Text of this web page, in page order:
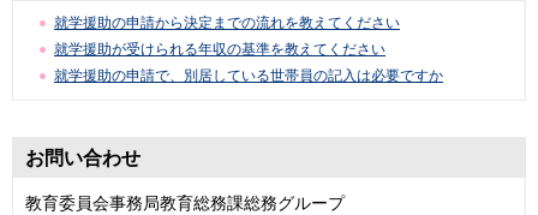
就学援助の申請から決定までの流れを教えてください
就学援助が受けられる年収の基準を教えてください
就学援助の申請で、別居している世帯員の記入は必要ですか
お問い合わせ
教育委員会事務局教育総務課総務グループ